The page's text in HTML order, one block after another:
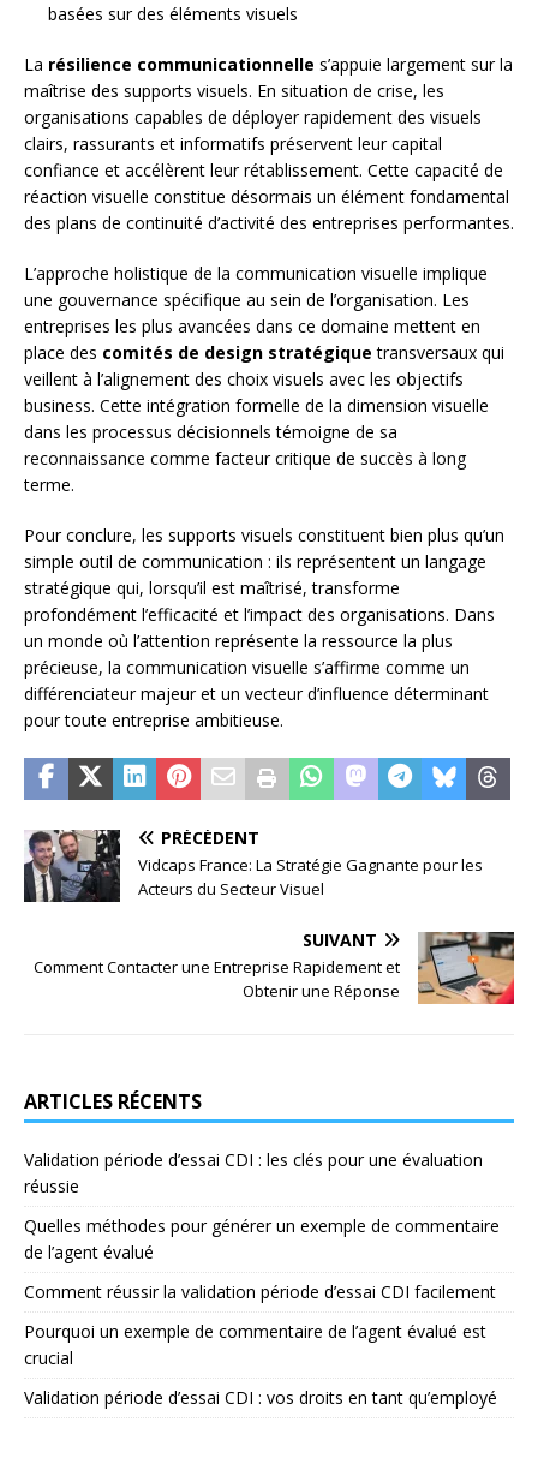
basées sur des éléments visuels
La résilience communicationnelle s’appuie largement sur la
maîtrise des supports visuels. En situation de crise, les
organisations capables de déployer rapidement des visuels
clairs, rassurants et informatifs préservent leur capital
confiance et accélèrent leur rétablissement. Cette capacité de
réaction visuelle constitue désormais un élément fondamental
des plans de continuité d’activité des entreprises performantes.
L’approche holistique de la communication visuelle implique
une gouvernance spécifique au sein de l’organisation. Les
entreprises les plus avancées dans ce domaine mettent en
place des comités de design stratégique transversaux qui
veillent à l’alignement des choix visuels avec les objectifs
business. Cette intégration formelle de la dimension visuelle
dans les processus décisionnels témoigne de sa
reconnaissance comme facteur critique de succès à long
terme.
Pour conclure, les supports visuels constituent bien plus qu’un
simple outil de communication : ils représentent un langage
stratégique qui, lorsqu’il est maîtrisé, transforme
profondément l’efficacité et l’impact des organisations. Dans
un monde où l’attention représente la ressource la plus
précieuse, la communication visuelle s’affirme comme un
différenciateur majeur et un vecteur d’influence déterminant
pour toute entreprise ambitieuse.
PRÉCÉDENT
Vidcaps France: La Stratégie Gagnante pour les
Acteurs du Secteur Visuel
SUIVANT
Comment Contacter une Entreprise Rapidement et
Obtenir une Réponse
ARTICLES RÉCENTS
Validation période d’essai CDI : les clés pour une évaluation
réussie
Quelles méthodes pour générer un exemple de commentaire
de l’agent évalué
Comment réussir la validation période d’essai CDI facilement
Pourquoi un exemple de commentaire de l’agent évalué est
crucial
Validation période d’essai CDI : vos droits en tant qu’employé